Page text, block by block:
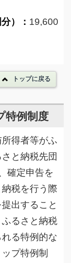
）： 19,600
トップに戻る
特例制度
得者等がふ
と納税先団
確定申告を
税を行う際
出すること
るさと納税
る特例的な
プ特例制